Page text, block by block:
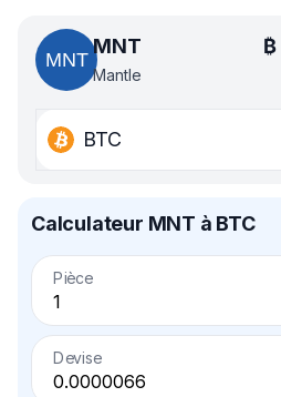
MNT
Mantle
₿
BTC
Calculateur MNT à BTC
Pièce
Devise